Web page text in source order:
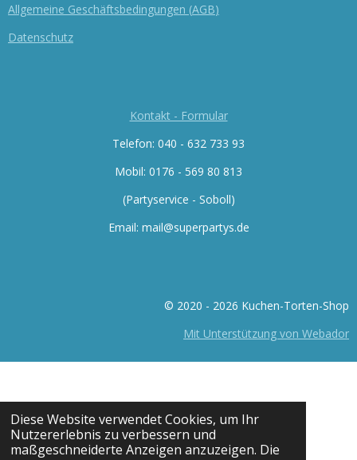
Diese Website verwendet Cookies, um Ihr
Nutzererlebnis zu verbessern und
maßgeschneiderte Anzeigen anzuzeigen. Die
Allgemeine Geschäftsbedingungen (AGB)
Datenschutz
Kontakt - Formular
Telefon: 040 - 632 733 93
Mobil: 0176 - 569 80 813
(Partyservice - Soboll)
Email: mail@superpartys.de
© 2020 - 2026 Kuchen-Torten-Shop
Mit Unterstützung von Webador